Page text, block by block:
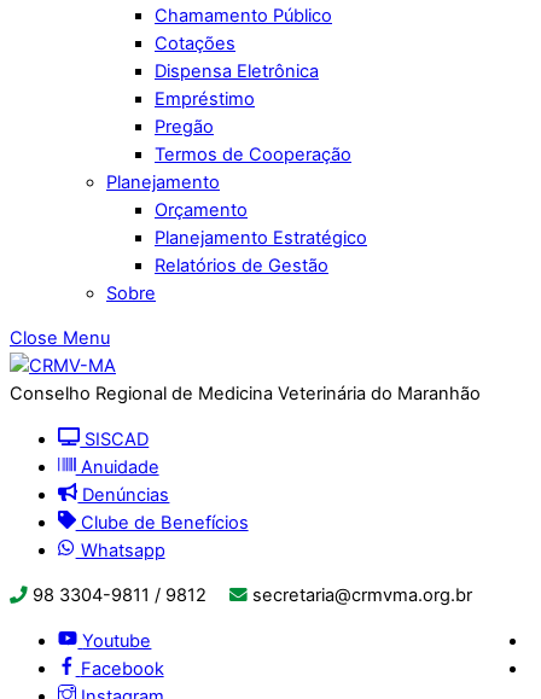
Chamamento Público
Cotações
Dispensa Eletrônica
Empréstimo
Pregão
Termos de Cooperação
Planejamento
Orçamento
Planejamento Estratégico
Relatórios de Gestão
Sobre
Close Menu
Conselho Regional de Medicina Veterinária do Maranhão
SISCAD
Anuidade
Denúncias
Clube de Benefícios
Whatsapp
98 3304-9811 / 9812 secretaria@crmvma.org.br
Youtube
Facebook